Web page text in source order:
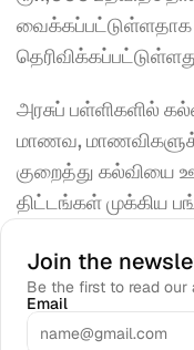
வைக்கப்பட்டுள்ளதாக
அரசுப் பள்ளிகளில்
மாணவ,
குறைத்து கல்வியை
திட்டங்கள் முக்கிய
Join the
Be the first to read our
Email